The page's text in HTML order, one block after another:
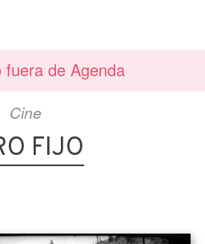
fuera de Agenda
Cine
FIJO